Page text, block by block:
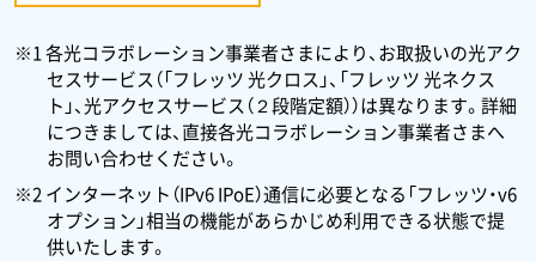
※1 各光コラボレーション事業者さまにより、お取扱いの光アク
セスサービス（「フレッツ 光クロス」、「フレッツ 光ネクス
ト」、光アクセスサービス（２段階定額））は異なります。詳細
につきましては、直接各光コラボレーション事業者さまへ
お問い合わせください。
※2 インターネット（IPv6 IPoE）通信に必要となる「フレッツ・v6
オプション」相当の機能があらかじめ利用できる状態で提
供いたします。